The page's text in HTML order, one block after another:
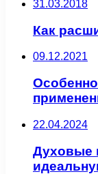
31.03.2018
Как
09.12.2021
22.04.2024
Духовые